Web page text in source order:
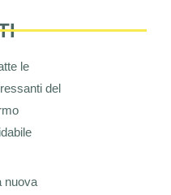
le
del
nuova